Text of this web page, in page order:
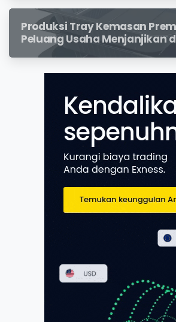
Produksi Tray Kemasan
Peluang Usaha Menjanjikan
Packaging Modern